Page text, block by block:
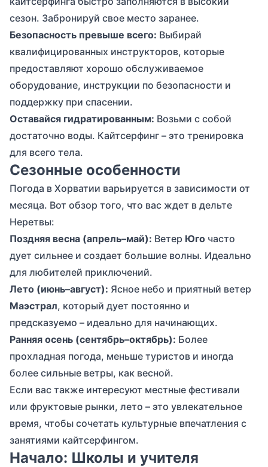
сезон. Забронируй свое место заранее.
Безопасность превыше всего: Выбирай
квалифицированных инструкторов, которые
предоставляют хорошо обслуживаемое
оборудование, инструкции по безопасности и
поддержку при спасении.
Оставайся гидратированным: Возьми с собой
достаточно воды. Кайтсерфинг – это тренировка
для всего тела.
Сезонные особенности
Погода в Хорватии варьируется в зависимости от
месяца. Вот обзор того, что вас ждет в дельте
Неретвы:
Поздняя весна (апрель–май): Ветер Юго часто
дует сильнее и создает большие волны. Идеально
для любителей приключений.
Лето (июнь–август): Ясное небо и приятный ветер
Маэстрал, который дует постоянно и
предсказуемо – идеально для начинающих.
Ранняя осень (сентябрь–октябрь): Более
прохладная погода, меньше туристов и иногда
более сильные ветры, как весной.
Если вас также интересуют местные фестивали
или фруктовые рынки, лето – это увлекательное
время, чтобы сочетать культурные впечатления с
занятиями кайтсерфингом.
Начало: Школы и учителя